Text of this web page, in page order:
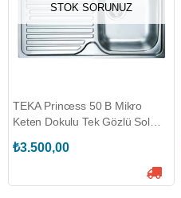
STOK SORUNUZ
TEKA Princess 50 B Mikro
Keten Dokulu Tek Gözlü Sol
(TEKA.40109050)
₺3.500,00